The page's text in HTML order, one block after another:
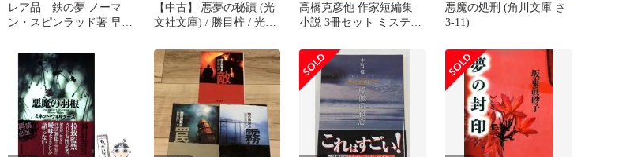
レア品 鉄の夢 ノーマ
ン・スピンラッド著 早川
【中古】 悪夢の秘蹟 (光
文社文庫) / 勝目梓 / 光文
高橋克彦他 作家短編集
小説 3冊セット ミステリ
悪魔の処刑 (角川文庫 さ
3-11)